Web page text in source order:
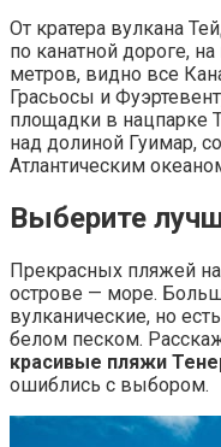
От кратера вулкана
по канатной дороге,
метров, видно все
Грасьосы и
площадки в нацпарке
над долиной Гуимар,
Атлантическим
Выберите
Прекрасных пляжей
острове — море.
вулканические, но
белом песком.
красивые пляжи
ошиблись с выбором.